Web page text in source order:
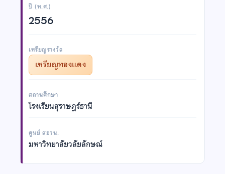
ปี (พ.ศ.)
2556
เหรียญรางวัล
เหรียญทองแดง
สถานศึกษา
โรงเรียนสุราษฎร์ธานี
ศูนย์ สอวน.
มหาวิทยาลัยวลัยลักษณ์